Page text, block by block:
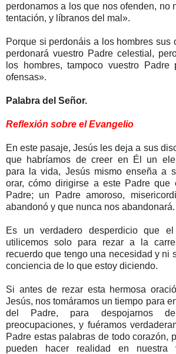
perdonamos a los que nos ofenden, no
tentación, y líbranos del mal».
Porque si perdonáis a los hombres sus
perdonará vuestro Padre celestial,
los hombres, tampoco vuestro Padre
ofensas».
Palabra del Señor.
Reflexión sobre el Evangelio
En este pasaje, Jesús les deja a sus
que habríamos de creer en Él un
para la vida, Jesús mismo enseña a
orar, cómo dirigirse a este Padre que
Padre; un Padre amoroso,
abandonó y que nunca nos abandonará.
Es un verdadero desperdicio que
utilicemos solo para rezar a la
recuerdo que tengo una necesidad y ni
conciencia de lo que estoy diciendo.
Si antes de rezar esta hermosa
Jesús, nos tomáramos un tiempo para
del Padre, para despojarnos
preocupaciones, y fuéramos
Padre estas palabras de todo corazón,
pueden hacer realidad en nuestra